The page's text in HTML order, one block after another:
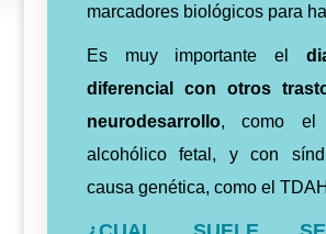
marcadores biológicos para
Es muy importante el
diferencial con otros
neurodesarrollo, como el
alcohólico fetal, y con
causa genética, como el TDAH